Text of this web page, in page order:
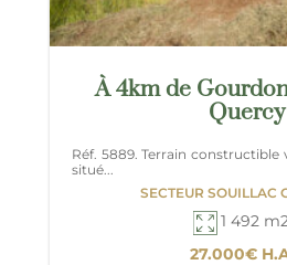
À 4km de
Quercy
Réf. 5889. Terrain constructible
situé...
SECTEUR SOUILLAC
1 492
27.000€